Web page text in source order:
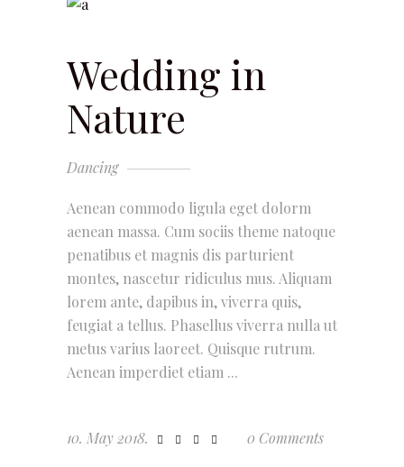
Wedding in
Nature
Dancing
Aenean commodo ligula eget dolorm
aenean massa. Cum sociis theme natoque
penatibus et magnis dis parturient
montes, nascetur ridiculus mus. Aliquam
lorem ante, dapibus in, viverra quis,
feugiat a tellus. Phasellus viverra nulla ut
metus varius laoreet. Quisque rutrum.
Aenean imperdiet etiam
10. May 2018. 0 Comments